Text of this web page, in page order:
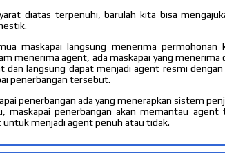
diatas terpenuhi, barulah kita bisa
maskapai langsung menerima permohonan
menerima agent, ada maskapai yang
dan langsung dapat menjadi agent resmi
penerbangan tersebut.
penerbangan ada yang menerapkan sistem
maskapai penerbangan akan memantau agent
menjadi agent penuh atau tidak.